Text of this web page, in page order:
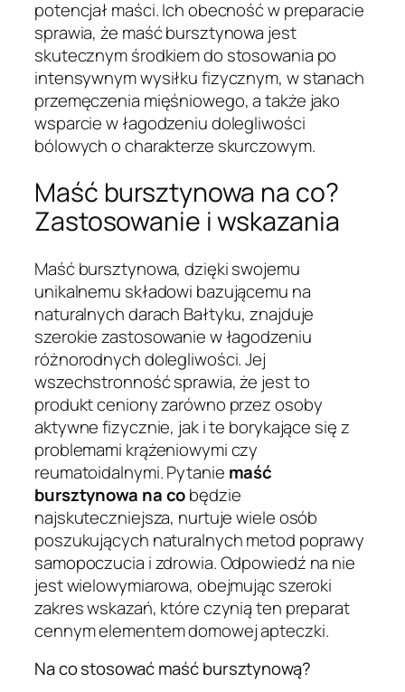
potencjał maści. Ich obecność w preparacie
sprawia, że maść bursztynowa jest
skutecznym środkiem do stosowania po
intensywnym wysiłku fizycznym, w stanach
przemęczenia mięśniowego, a także jako
wsparcie w łagodzeniu dolegliwości
bólowych o charakterze skurczowym.
Maść bursztynowa na co?
Zastosowanie i wskazania
Maść bursztynowa, dzięki swojemu
unikalnemu składowi bazującemu na
naturalnych darach Bałtyku, znajduje
szerokie zastosowanie w łagodzeniu
różnorodnych dolegliwości. Jej
wszechstronność sprawia, że jest to
produkt ceniony zarówno przez osoby
aktywne fizycznie, jak i te borykające się z
problemami krążeniowymi czy
reumatoidalnymi. Pytanie maść
bursztynowa na cobędzie
najskuteczniejsza, nurtuje wiele osób
poszukujących naturalnych metod poprawy
samopoczucia i zdrowia. Odpowiedź na nie
jest wielowymiarowa, obejmując szeroki
zakres wskazań, które czynią ten preparat
cennym elementem domowej apteczki.
Na co stosować maść bursztynową?